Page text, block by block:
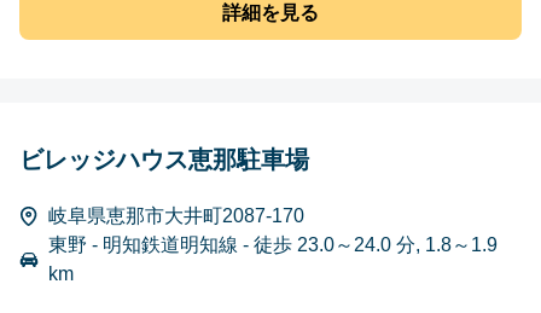
詳細を見る
ビレッジハウス恵那駐車場
岐阜県恵那市大井町2087-170
東野 - 明知鉄道明知線 - 徒歩 23.0～24.0 分, 1.8～1.9
km